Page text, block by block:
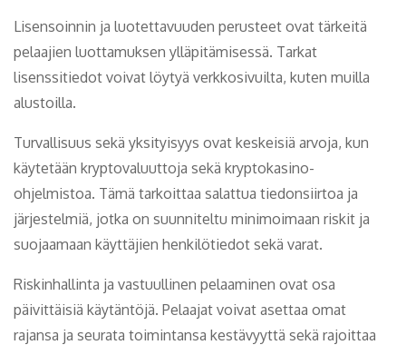
Lisensoinnin ja luotettavuuden perusteet ovat tärkeitä
pelaajien luottamuksen ylläpitämisessä. Tarkat
lisenssitiedot voivat löytyä verkkosivuilta, kuten muilla
alustoilla.
Turvallisuus sekä yksityisyys ovat keskeisiä arvoja, kun
käytetään kryptovaluuttoja sekä kryptokasino-
ohjelmistoa. Tämä tarkoittaa salattua tiedonsiirtoa ja
järjestelmiä, jotka on suunniteltu minimoimaan riskit ja
suojaamaan käyttäjien henkilötiedot sekä varat.
Riskinhallinta ja vastuullinen pelaaminen ovat osa
päivittäisiä käytäntöjä. Pelaajat voivat asettaa omat
rajansa ja seurata toimintansa kestävyyttä sekä rajoittaa